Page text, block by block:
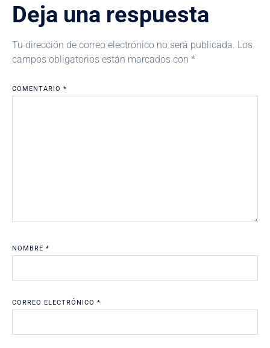
Deja una respuesta
Tu dirección de correo electrónico no será publicada. Los
campos obligatorios están marcados con *
COMENTARIO *
NOMBRE *
CORREO ELECTRÓNICO *